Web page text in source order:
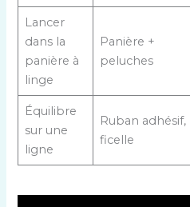
Lancer
dans la
panière à
linge
Panière +
peluches
Équilibre
sur une
ligne
Ruban adhésif,
ficelle